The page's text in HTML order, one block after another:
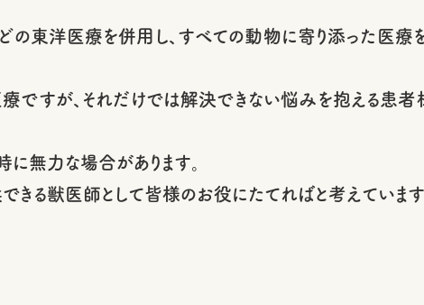
東洋医療を併用し、すべての動物に寄り添った医療
ですが、それだけでは解決できない悩みを抱える患者
無力な場合があります。
る獣医師として皆様のお役にたてればと考えています